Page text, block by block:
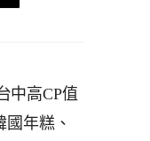
中高CP值
國年糕、